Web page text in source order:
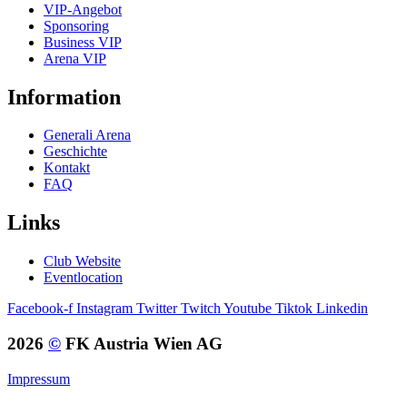
VIP-Angebot
Sponsoring
Business VIP
Arena VIP
Information
Generali Arena
Geschichte
Kontakt
FAQ
Links
Club Website
Eventlocation
Facebook-f Instagram Twitter Twitch Youtube Tiktok Linkedin
2026 © FK Austria Wien AG
Impressum